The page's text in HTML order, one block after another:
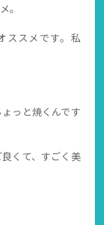
。
ススメです。私
っと焼くんです
くて、すごく美